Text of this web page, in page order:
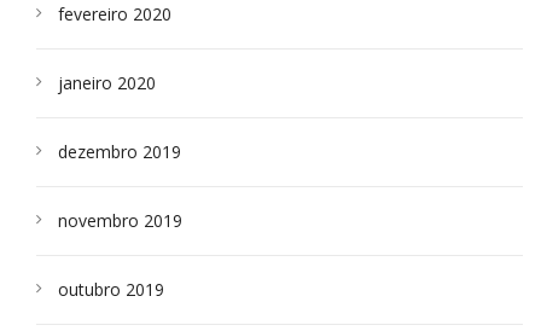
fevereiro 2020
janeiro 2020
dezembro 2019
novembro 2019
outubro 2019